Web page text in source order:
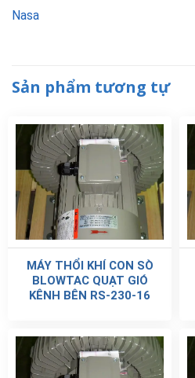
Nasa
Sản phẩm tương tự
MÁY THỔI KHÍ CON SÒ
BLOWTAC QUẠT GIÓ
KÊNH BÊN RS-230-16